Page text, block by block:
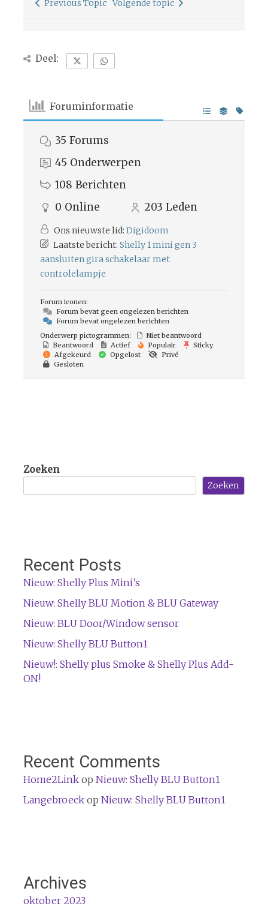
Previous Topic Volgende topic
Deel:
Foruminformatie
35 Forums
45 Onderwerpen
108 Berichten
0 Online 203 Leden
Ons nieuwste lid: Digidoom
Laatste bericht: Shelly 1 mini gen 3
aansluiten gira schakelaar met
controlelampje
Forum iconen:
Forum bevat geen ongelezen berichten
Forum bevat ongelezen berichten
Onderwerp pictogrammen:
Niet beantwoord
Beantwoord
Actief Populair
Sticky
Afgekeurd
Opgelost
Privé
Gesloten
Zoeken
Zoeken
Recent Posts
Nieuw: Shelly Plus Mini’s
Nieuw: Shelly BLU Motion & BLU Gateway
Nieuw: BLU Door/Window sensor
Nieuw: Shelly BLU Button1
Nieuw!: Shelly plus Smoke & Shelly Plus Add-
ON!
Recent Comments
Home2Linkop Nieuw: Shelly BLU Button1
Langebroeckop Nieuw: Shelly BLU Button1
Archives
oktober 2023